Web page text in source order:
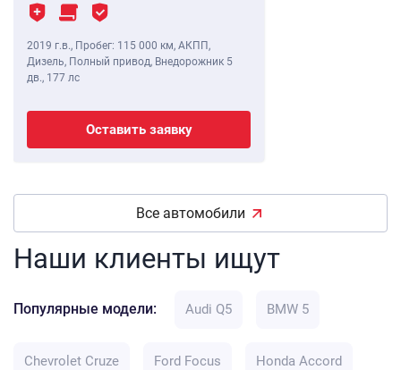
2019 г.в., Пробег: 115 000 км, АКПП,
Дизель, Полный привод, Внедорожник 5
дв., 177 лс
Оставить заявку
Все автомобили
Наши клиенты ищут
Популярные модели: Audi Q5 BMW 5
Chevrolet Cruze Ford Focus Honda Accord